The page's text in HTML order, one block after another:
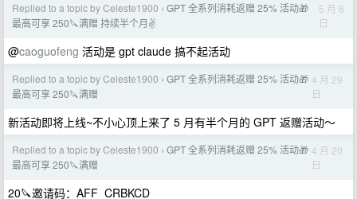
Replied to a topic by Celeste1900 › GPT 全系列消耗返赠 25% 活动🎁
最高可享 250🔪满赠 持续半个月✌️
5 月 6
日
@caoguofeng 活动是 gpt claude 搞不起活动
Replied to a topic by Celeste1900 › GPT 全系列消耗返赠 25% 活动🎁
最高可享 250🔪满赠
4 月 29
日
新活动即将上线~不小心顶上来了 5 月有半个月的 GPT 返赠活动～
Replied to a topic by Celeste1900 › GPT 全系列消耗返赠 25% 活动🎁
最高可享 250🔪满赠
4 月 20
日
20🔪邀请码：AFF_CRBKCD